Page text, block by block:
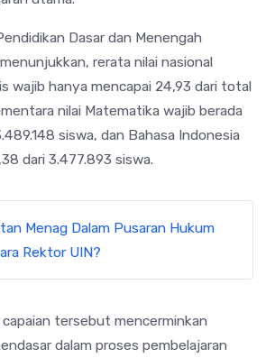
Dasar dan Menengah
rerata nilai nasional
wajib hanya mencapai 24,93 dari total
nilai Matematika wajib berada
siswa, dan Bahasa Indonesia
dari 3.477.893 siswa.
Menag Dalam Pusaran Hukum
Rektor UIN?
capaian tersebut mencerminkan
dalam proses pembelajaran